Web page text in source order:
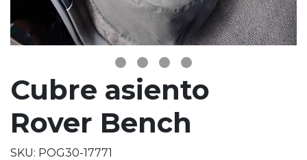
Cubre asiento
Rover Bench
SKU: POG30-17771